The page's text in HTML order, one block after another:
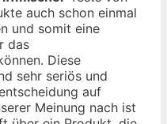
auch schon einmal
und somit eine
das
Diese
sehr seriös und
auf
Meinung nach ist